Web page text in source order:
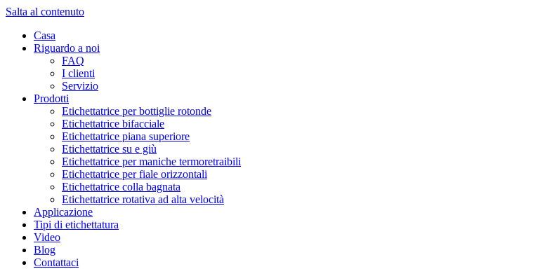
Salta al contenuto
Casa
Riguardo a noi
FAQ
I clienti
Servizio
Prodotti
Etichettatrice per bottiglie rotonde
Etichettatrice bifacciale
Etichettatrice piana superiore
Etichettatrice su e giù
Etichettatrice per maniche termoretraibili
Etichettatrice per fiale orizzontali
Etichettatrice colla bagnata
Etichettatrice rotativa ad alta velocità
Applicazione
Tipi di etichettatura
Video
Blog
Contattaci